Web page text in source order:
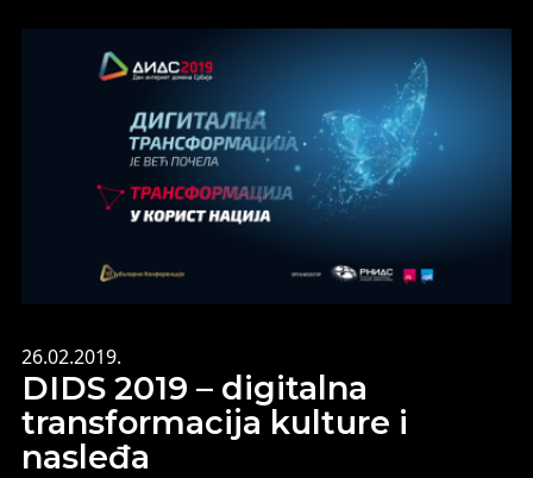
26.02.2019.
DIDS 2019 – digitalna
transformacija kulture i
nasleđa